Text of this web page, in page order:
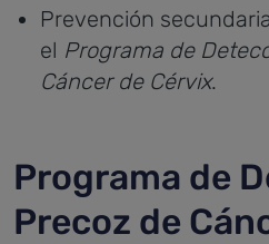
Prevención
el Programa de
Cáncer de Cérvix.
Programa de
Precoz de